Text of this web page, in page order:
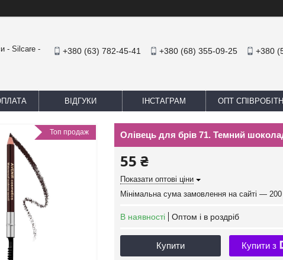
- Silcare -
+380 (63) 782-45-41 +380 (68) 355-09-25 +380
ВІДГУКИ ІНСТАГРАМ ОПТ
Топ продаж Олівець для брів 71. Темний
55 ₴
Показати оптові ціни
Мінімальна сума замовлення на сайті —
В наявності Оптом і в роздріб
Купити Купити з